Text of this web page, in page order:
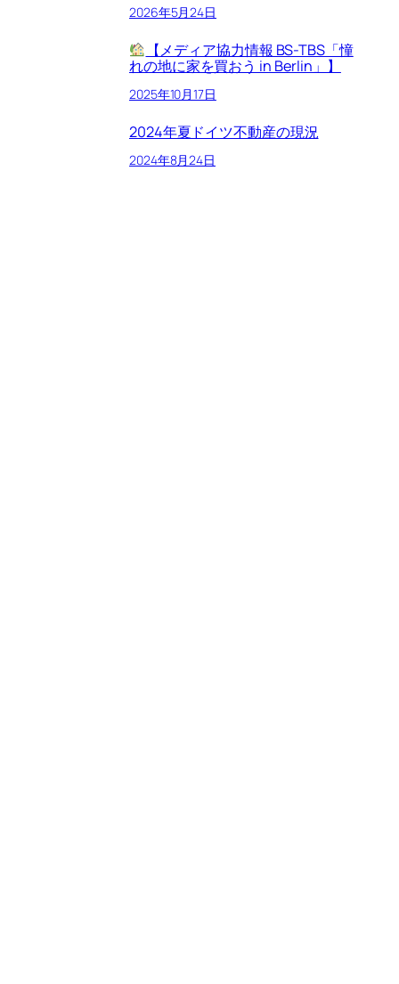
2026年5月24日
【メディア協力情報 BS-TBS「憧
れの地に家を買おう in Berlin」】
2025年10月17日
2024年夏ドイツ不動産の現況
2024年8月24日